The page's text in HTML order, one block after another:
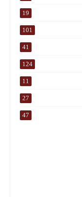
19
101
41
124
11
27
47